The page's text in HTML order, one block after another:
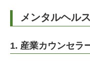
メンタルヘル
1. 産業カウンセラ